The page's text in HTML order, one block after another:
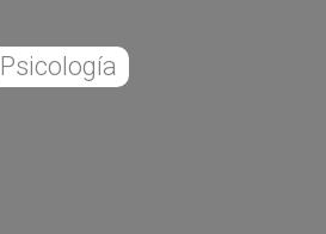
Psicología